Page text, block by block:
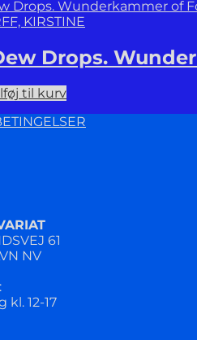
KIRSTINE
Drops.
til kurv
61
NV
:
kl. 12-17